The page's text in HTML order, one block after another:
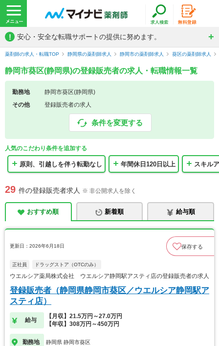
! 安心・安全な転職サポートの提供に努めます。
薬剤師の求人・転職TOP 静岡県の薬剤師求人 静岡市の薬剤師求人 葵区の薬剤師求人
静岡市葵区(静岡県)の登録販売者の求人・転職情報一覧
勤務地
静岡市葵区(静岡県)
その他
登録販売者の求人
条件を変更する
人気のこだわり条件を追加する
原則、引越しを伴う転勤なし 年間休日120日以上 スキル
29 件の登録販売者求人 ※ 非公開求人を除く
おすすめ順 新着順 給与順
更新日：2026年6月18日 保存する
正社員 ドラッグストア（OTCのみ）
ウエルシア薬局株式会社 ウエルシア静岡駅アスティ店の登録販売者の求人
登録販売者（静岡県静岡市葵区／ウエルシア静岡駅ア
スティ店）
給与
【月収】21.5万円～27.0万円
【年収】308万円～450万円
勤務地 静岡県 静岡市葵区